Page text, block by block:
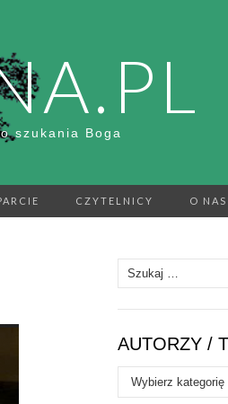
szukania Boga
CZYTELNICY O NAS
Szukaj:
AUTORZY /
Autorzy
/